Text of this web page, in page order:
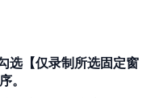
选【仅录制所选固定窗
。